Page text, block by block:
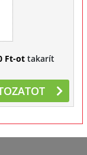
Ft-ot takarít